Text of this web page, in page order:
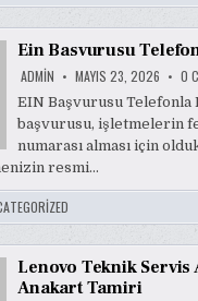
Ein Basvurusu
ADMIN MAYIS 23, 2026 0
EIN Başvurusu Telefonla
başvurusu, işletmelerin
numarası alması için
resmi…
Lenovo Teknik
Anakart Tamiri